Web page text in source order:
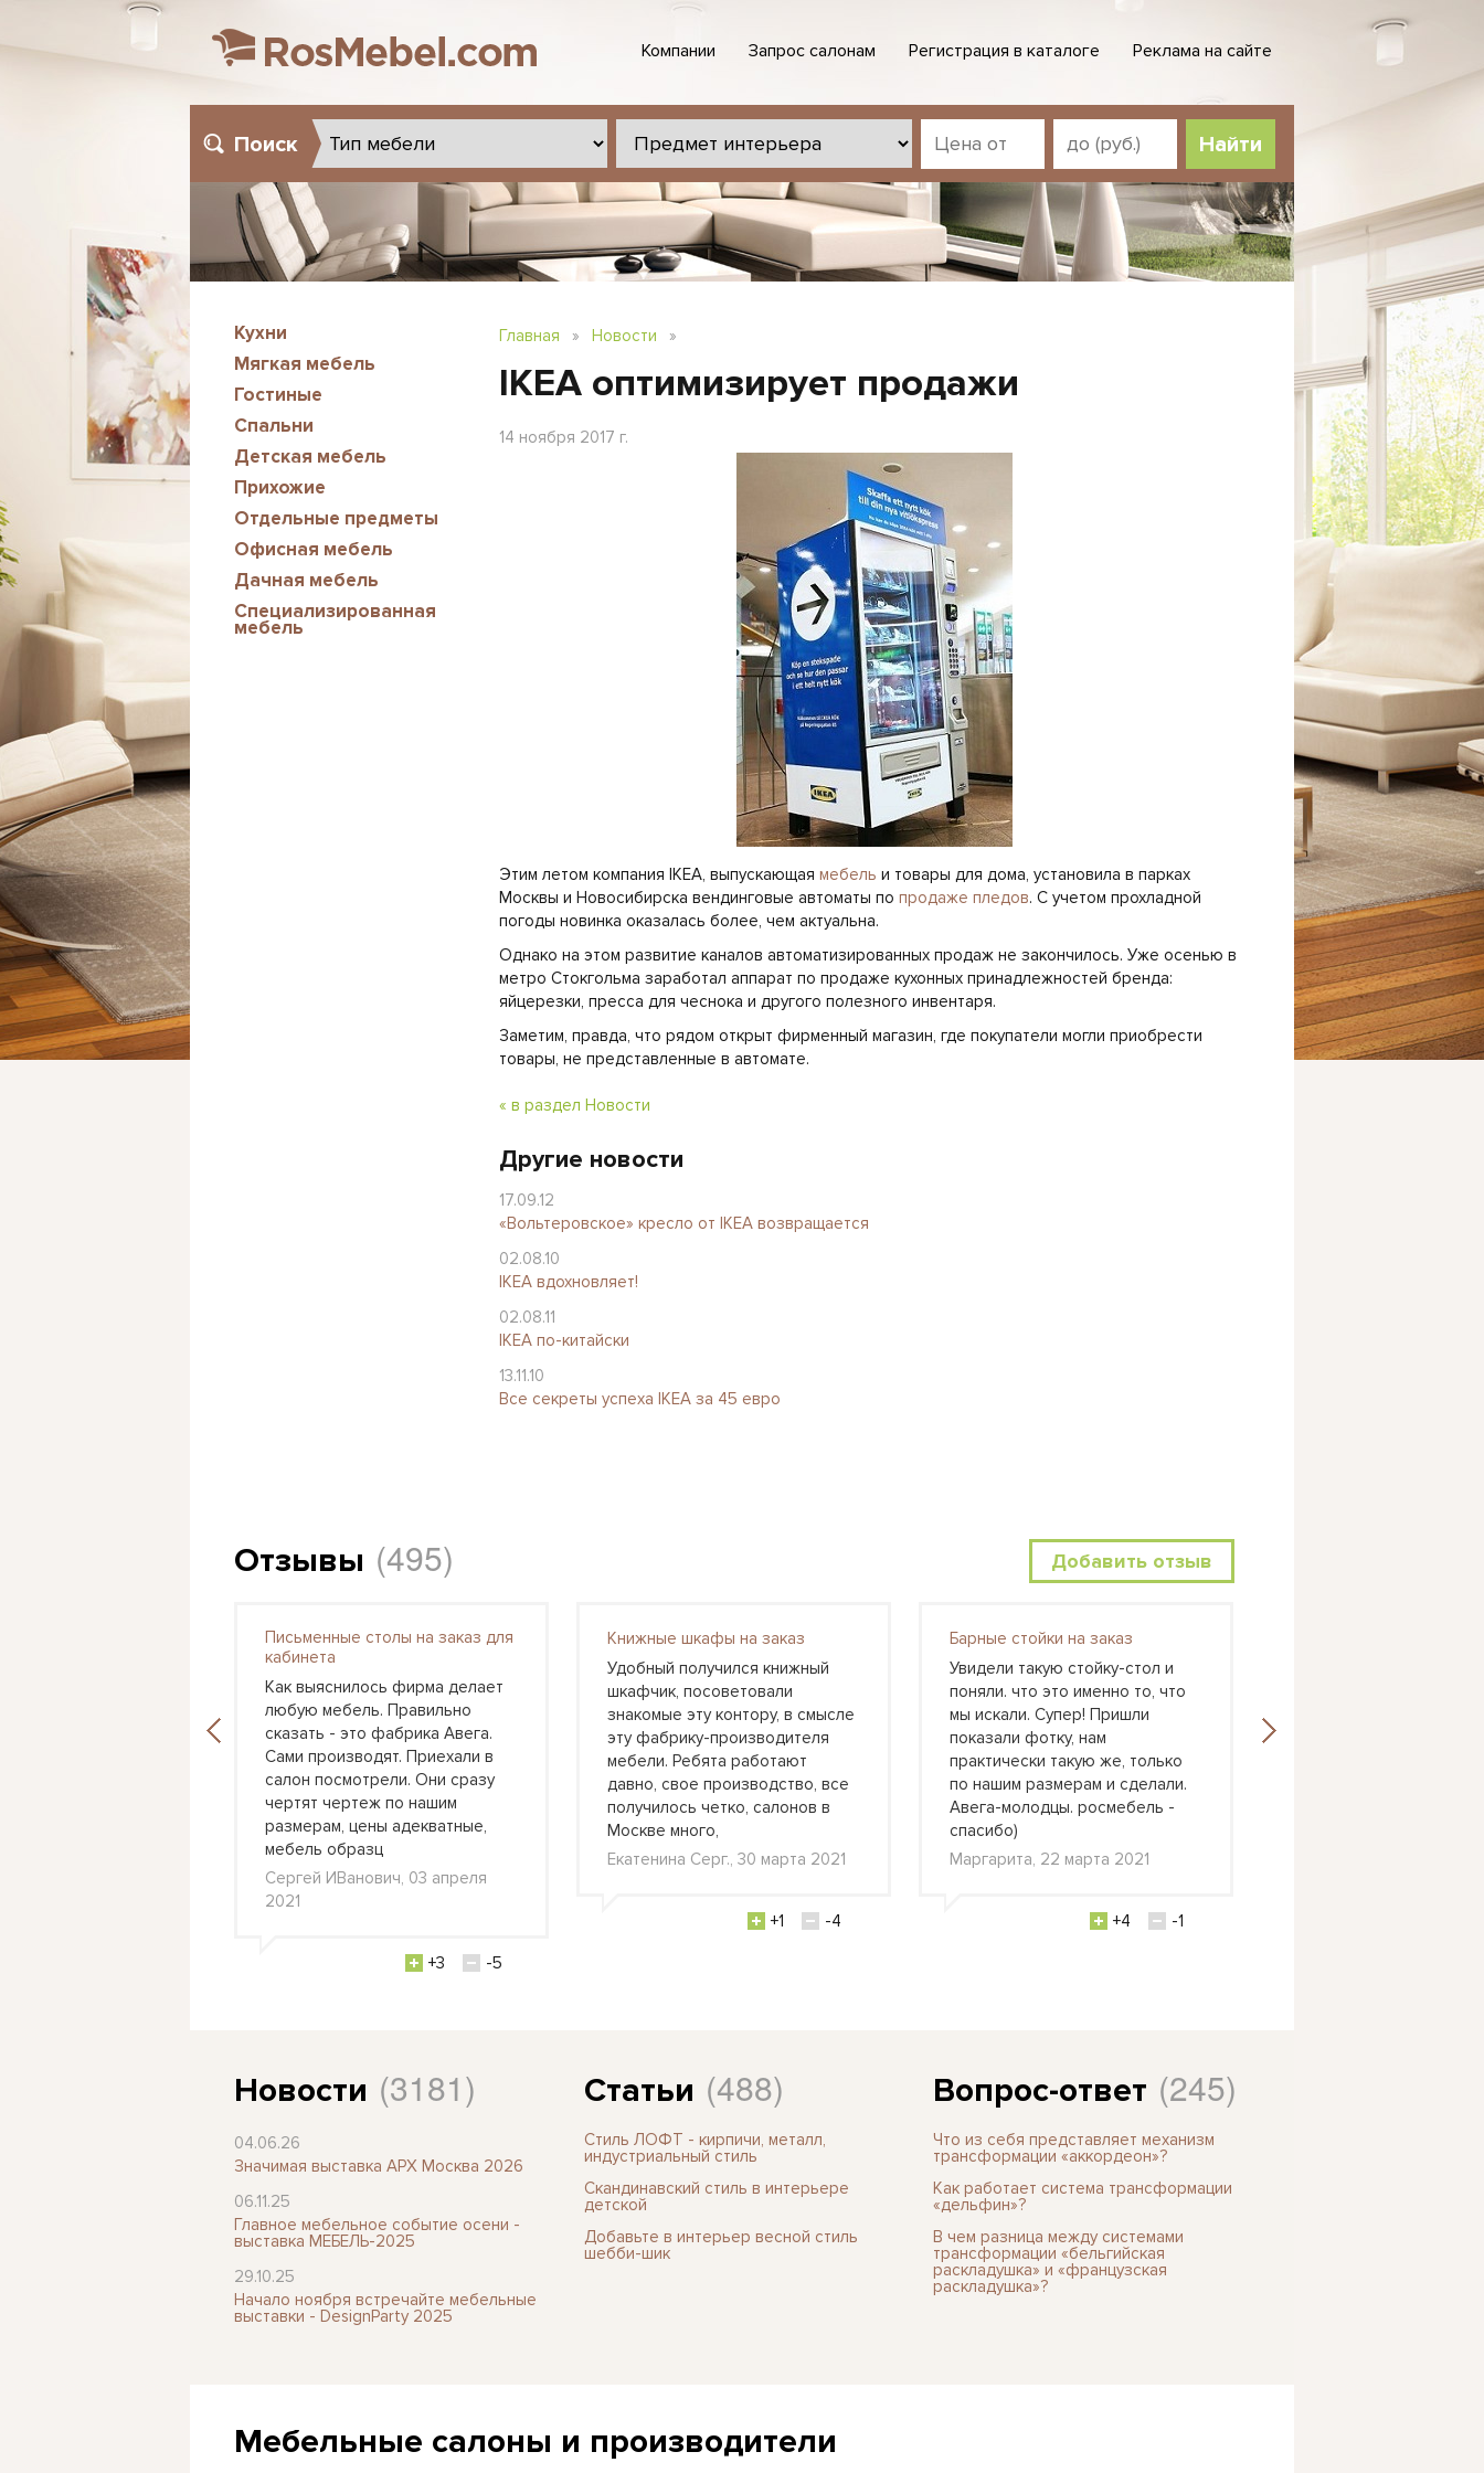
Компании Запрос салонам Регистрация в каталоге Реклама на сайте
Поиск Найти
Кухни
Мягкая мебель
Гостиные
Спальни
Детская мебель
Прихожие
Отдельные предметы
Офисная мебель
Дачная мебель
Специализированная
мебель
Главная » Новости »
IKEA оптимизирует продажи
14 ноября 2017 г.
Этим летом компания IKEA, выпускающая мебель и товары для дома, установила в парках
Москвы и Новосибирска вендинговые автоматы по продаже пледов. С учетом прохладной
погоды новинка оказалась более, чем актуальна.
Однако на этом развитие каналов автоматизированных продаж не закончилось. Уже осенью в
метро Стокгольма заработал аппарат по продаже кухонных принадлежностей бренда:
яйцерезки, пресса для чеснока и другого полезного инвентаря.
Заметим, правда, что рядом открыт фирменный магазин, где покупатели могли приобрести
товары, не представленные в автомате.
« в раздел Новости
Другие новости
17.09.12
«Вольтеровское» кресло от IKEA возвращается
02.08.10
IKEA вдохновляет!
02.08.11
IKEA по-китайски
13.11.10
Все секреты успеха IKEA за 45 евро
Добавить отзыв
Отзывы (495)
Письменные столы на заказ для
кабинета
Как выяснилось фирма делает
любую мебель. Правильно
сказать - это фабрика Авега.
Сами производят. Приехали в
салон посмотрели. Они сразу
чертят чертеж по нашим
размерам, цены адекватные,
мебель образц
Сергей ИВанович, 03 апреля
2021
+3 -5
Книжные шкафы на заказ
Удобный получился книжный
шкафчик, посоветовали
знакомые эту контору, в смысле
эту фабрику-производителя
мебели. Ребята работают
давно, свое производство, все
получилось четко, салонов в
Москве много,
Екатенина Серг., 30 марта 2021
+1 -4
Барные стойки на заказ
Увидели такую стойку-стол и
поняли. что это именно то, что
мы искали. Супер! Пришли
показали фотку, нам
практически такую же, только
по нашим размерам и сделали.
Авега-молодцы. росмебель -
спасибо)
Маргарита, 22 марта 2021
+4 -1
Новости (3181)
04.06.26
Значимая выставка АРХ Москва 2026
06.11.25
Главное мебельное событие осени -
выставка МЕБЕЛЬ-2025
29.10.25
Начало ноября встречайте мебельные
выставки - DesignParty 2025
Статьи (488)
Стиль ЛОФТ - кирпичи, металл,
индустриальный стиль
Скандинавский стиль в интерьере
детской
Добавьте в интерьер весной стиль
шебби-шик
Вопрос-ответ (245)
Что из себя представляет механизм
трансформации «аккордеон»?
Как работает система трансформации
«дельфин»?
В чем разница между системами
трансформации «бельгийская
раскладушка» и «французская
раскладушка»?
Мебельные салоны и производители